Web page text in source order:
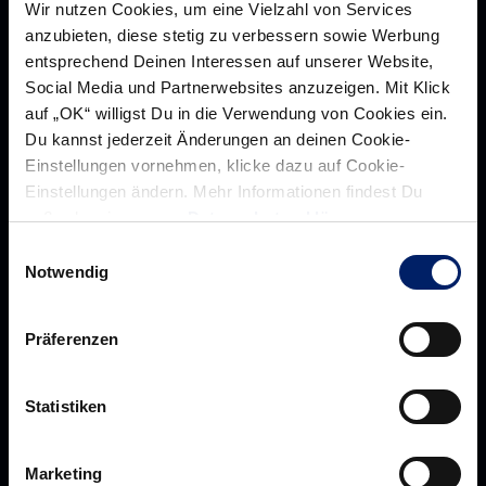
Wir nutzen Cookies, um eine Vielzahl von Services
anzubieten, diese stetig zu verbessern sowie Werbung
entsprechend Deinen Interessen auf unserer Website,
Social Media und Partnerwebsites anzuzeigen. Mit Klick
auf „OK“ willigst Du in die Verwendung von Cookies ein.
Du kannst jederzeit Änderungen an deinen Cookie-
Einstellungen vornehmen, klicke dazu auf Cookie-
Einstellungen ändern. Mehr Informationen findest Du
außerdem in unsererDatenschutzerklärung.
Notwendig
Präferenzen
Statistiken
Marketing
Rhein-Neckar Löwen GmbH
uns
Werte der Löwen
Jobs
Löwenherz